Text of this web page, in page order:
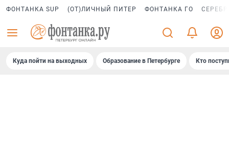
ФОНТАНКА SUP (ОТ)ЛИЧНЫЙ ПИТЕР ФОНТАНКА ГО
Куда пойти на выходных Образование в Петербурге Кто